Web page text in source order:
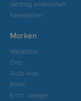
Vertrag widerrufen
Newsletter
Marken
Westfalia
Oris
Auto Hak
Brink
Erich Jaeger